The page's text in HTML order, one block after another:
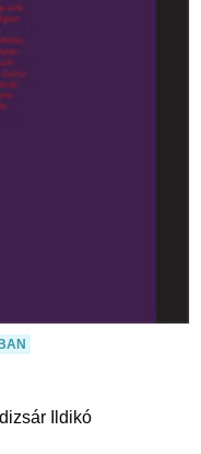
Ildikó